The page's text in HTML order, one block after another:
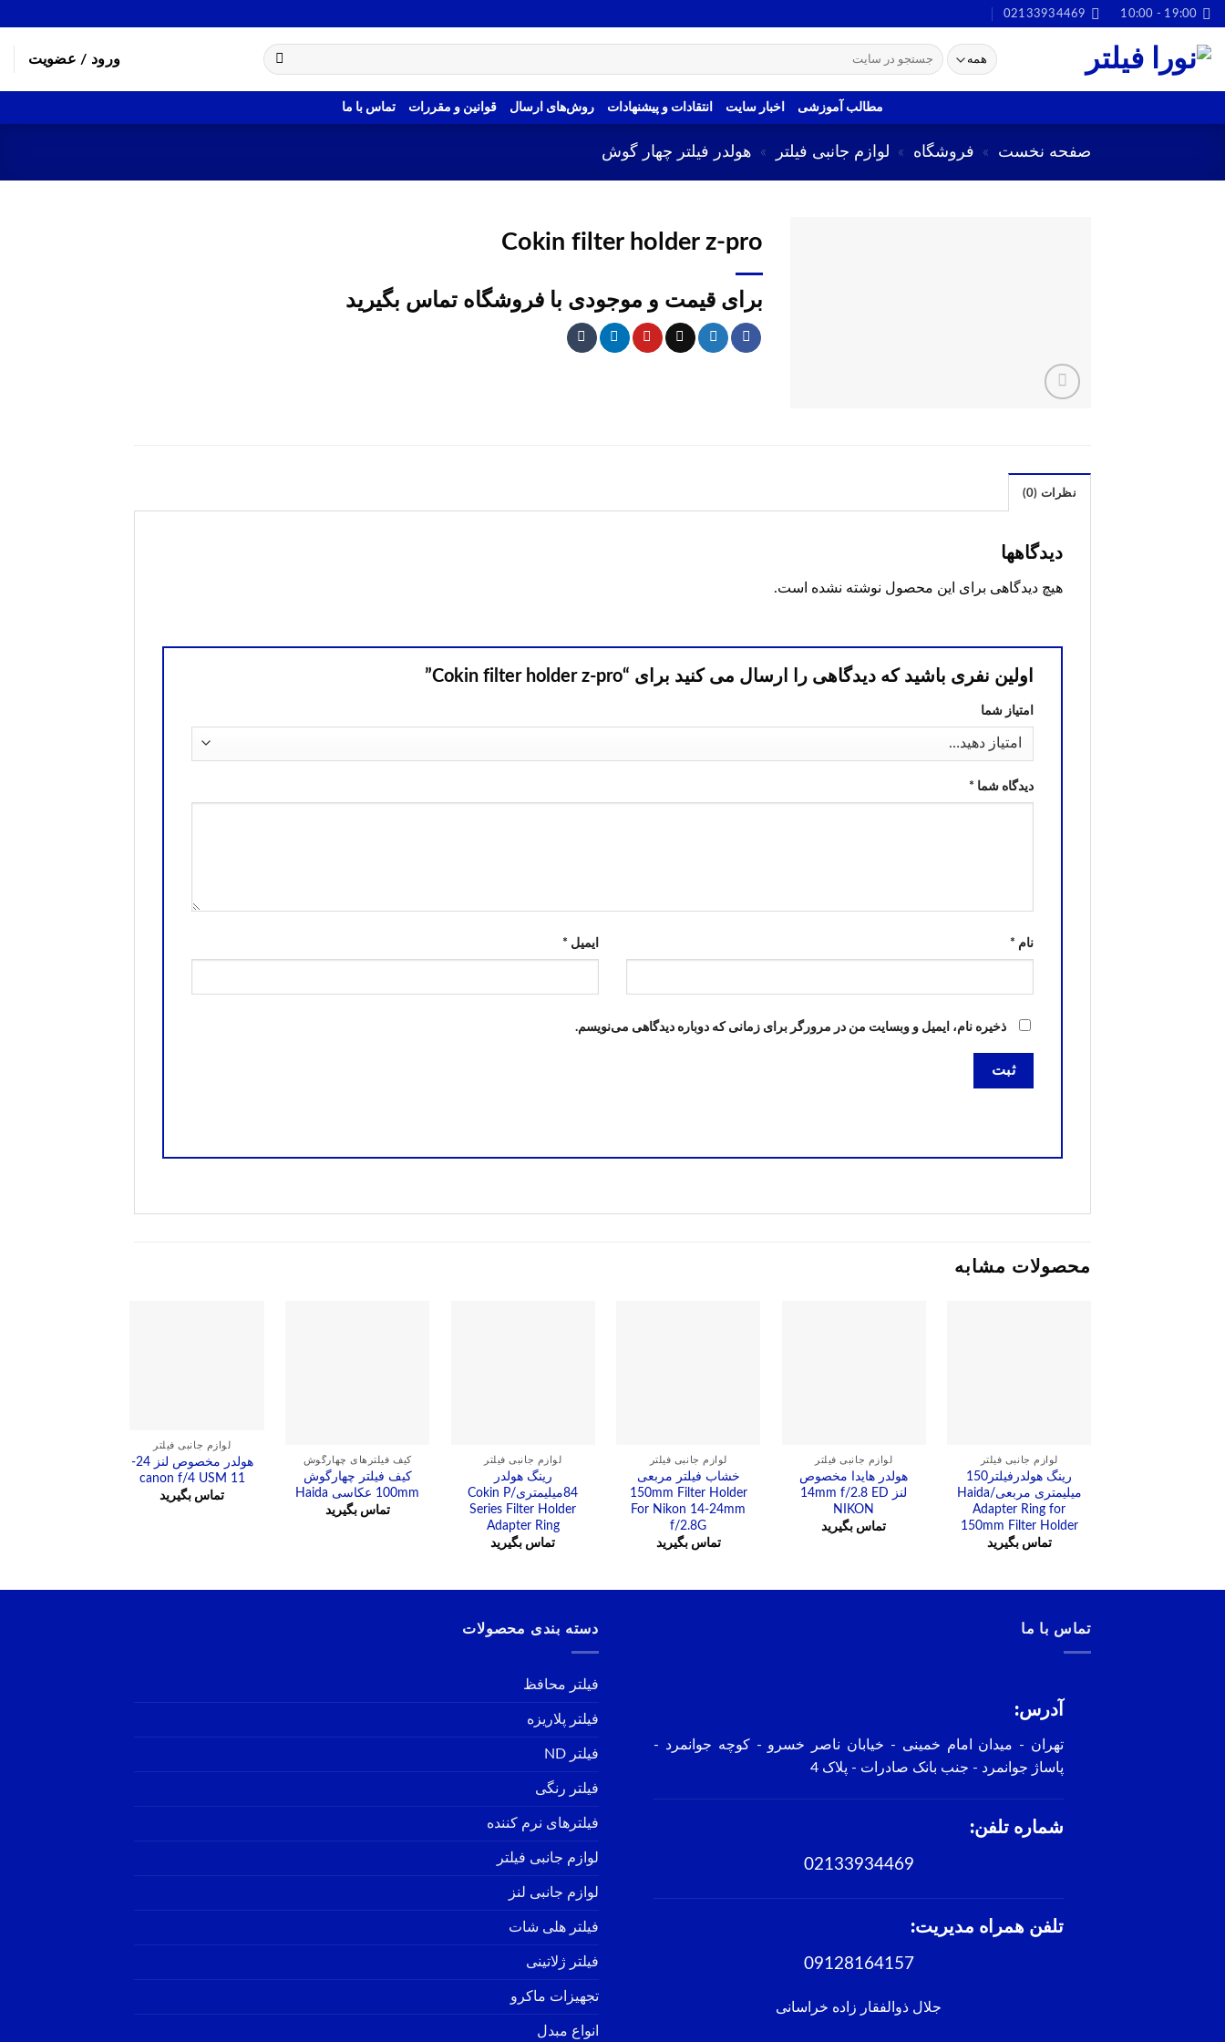
Skip
content
19:00 - 10:00
02133934469
جستجو
برای:
ورود / عضویت
مطالب آموزشی اخبار سایت انتقادات و پیشنهادات روش‌های ارسال قوانین و مقررات تماس با ما
صفحه نخست » فروشگاه » لوازم جانبی فیلتر » هولدر فیلتر چهار گوش
Cokin filter holder z-pro
برای قیمت و موجودی با فروشگاه تماس بگیرید
نظرات (0)
دیدگاهها
هیچ دیدگاهی برای این محصول نوشته نشده است.
اولین نفری باشید که دیدگاهی را ارسال می کنید برای “Cokin filter holder z-pro”
امتیاز شما
دیدگاه شما *
نام * ایمیل *
ذخیره نام، ایمیل و وبسایت من در مرورگر برای زمانی که دوباره دیدگاهی می‌نویسم.
محصولات مشابه
لوازم جانبی فیلتر
رینگ هولدرفیلتر150
میلیمتری مربعی/Haida
Adapter Ring for
150mm Filter Holder
تماس بگیرید
لوازم جانبی فیلتر
هولدر هایدا مخصوص
لنز 14mm f/2.8 ED
NIKON
تماس بگیرید
لوازم جانبی فیلتر
خشاب فیلتر مربعی
150mm Filter Holder
For Nikon 14-24mm
f/2.8G
تماس بگیرید
لوازم جانبی فیلتر
رینگ هولدر
84میلیمتری/Cokin P
Series Filter Holder
Adapter Ring
تماس بگیرید
کیف فیلترهای چهارگوش
کیف فیلتر چهارگوش
100mm عکاسی Haida
تماس بگیرید
لوازم جانبی فیلتر
هولدر مخصوص لنز 24-
11 canon f/4 USM
تماس بگیرید
تماس با ما
آدرس:
تهران - میدان امام خمینی - خیابان ناصر خسرو - کوچه جوانمرد -
پاساژ جوانمرد - جنب بانک صادرات - پلاک 4
شماره تلفن:
02133934469
تلفن همراه مدیریت:
09128164157
جلال ذوالفقار زاده خراسانی
دسته بندی محصولات
فیلتر محافظ
فیلتر پلاریزه
فیلتر ND
فیلتر رنگی
فیلترهای نرم کننده
لوازم جانبی فیلتر
لوازم جانبی لنز
فیلتر هلی شات
فیلتر ژلاتینی
تجهیزات ماکرو
انواع مبدل